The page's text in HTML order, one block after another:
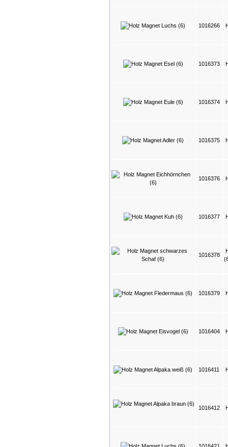
1016266
1016373
1016374
1016375
1016376
1016377
1016378
1016379
1016404
1016411
1016412